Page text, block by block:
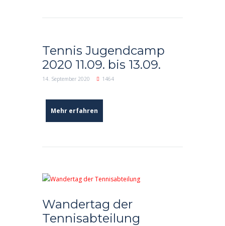
Tennis Jugendcamp
2020 11.09. bis 13.09.
14. September 2020 1464
Mehr erfahren
Wandertag der
Tennisabteilung